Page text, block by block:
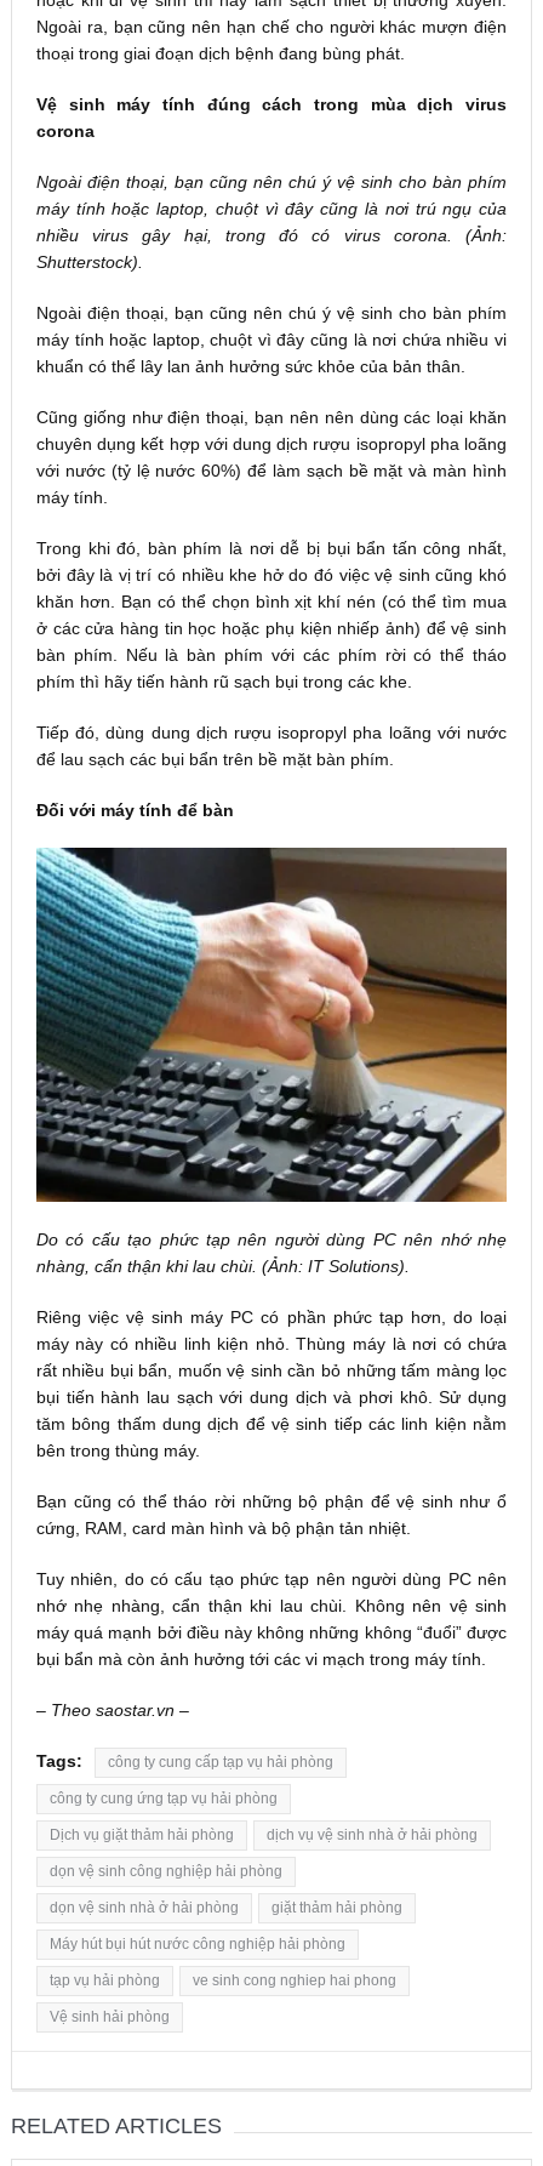
Ngoài ra, bạn cũng nên hạn chế cho người khác mượn điện
thoại trong giai đoạn dịch bệnh đang bùng phát.
Vệ sinh máy tính đúng cách trong mùa dịch virus
corona
Ngoài điện thoại, bạn cũng nên chú ý vệ sinh cho bàn phím
máy tính hoặc laptop, chuột vì đây cũng là nơi trú ngụ của
nhiều virus gây hại, trong đó có virus corona. (Ảnh:
Shutterstock).
Ngoài điện thoại, bạn cũng nên chú ý vệ sinh cho bàn phím
máy tính hoặc laptop, chuột vì đây cũng là nơi chứa nhiều vi
khuẩn có thể lây lan ảnh hưởng sức khỏe của bản thân.
Cũng giống như điện thoại, bạn nên nên dùng các loại khăn
chuyên dụng kết hợp với dung dịch rượu isopropyl pha loãng
với nước (tỷ lệ nước 60%) để làm sạch bề mặt và màn hình
máy tính.
Trong khi đó, bàn phím là nơi dễ bị bụi bẩn tấn công nhất,
bởi đây là vị trí có nhiều khe hở do đó việc vệ sinh cũng khó
khăn hơn. Bạn có thể chọn bình xịt khí nén (có thể tìm mua
ở các cửa hàng tin học hoặc phụ kiện nhiếp ảnh) để vệ sinh
bàn phím. Nếu là bàn phím với các phím rời có thể tháo
phím thì hãy tiến hành rũ sạch bụi trong các khe.
Tiếp đó, dùng dung dịch rượu isopropyl pha loãng với nước
để lau sạch các bụi bẩn trên bề mặt bàn phím.
Đối với máy tính để bàn
Do có cấu tạo phức tạp nên người dùng PC nên nhớ nhẹ
nhàng, cẩn thận khi lau chùi. (Ảnh: IT Solutions).
Riêng việc vệ sinh máy PC có phần phức tạp hơn, do loại
máy này có nhiều linh kiện nhỏ. Thùng máy là nơi có chứa
rất nhiều bụi bẩn, muốn vệ sinh cần bỏ những tấm màng lọc
bụi tiến hành lau sạch với dung dịch và phơi khô. Sử dụng
tăm bông thấm dung dịch để vệ sinh tiếp các linh kiện nằm
bên trong thùng máy.
Bạn cũng có thể tháo rời những bộ phận để vệ sinh như ổ
cứng, RAM, card màn hình và bộ phận tản nhiệt.
Tuy nhiên, do có cấu tạo phức tạp nên người dùng PC nên
nhớ nhẹ nhàng, cẩn thận khi lau chùi. Không nên vệ sinh
máy quá mạnh bởi điều này không những không “đuổi” được
bụi bẩn mà còn ảnh hưởng tới các vi mạch trong máy tính.
– Theo saostar.vn –
Tags: công ty cung cấp tạp vụ hải phòng
công ty cung ứng tạp vụ hải phòng
Dịch vụ giặt thảm hải phòng dịch vụ vệ sinh nhà ở hải phòng
dọn vệ sinh công nghiệp hải phòng
dọn vệ sinh nhà ở hải phòng giặt thảm hải phòng
Máy hút bụi hút nước công nghiệp hải phòng
tạp vụ hải phòng ve sinh cong nghiep hai phong
Vệ sinh hải phòng
RELATED ARTICLES